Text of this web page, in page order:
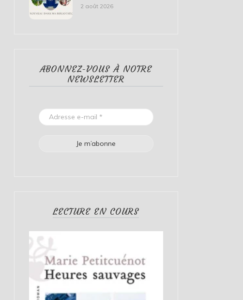
2 août 2026
ABONNEZ-VOUS À NOTRE
NEWSLETTER
LECTURE EN COURS